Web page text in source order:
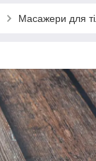
Масажери для